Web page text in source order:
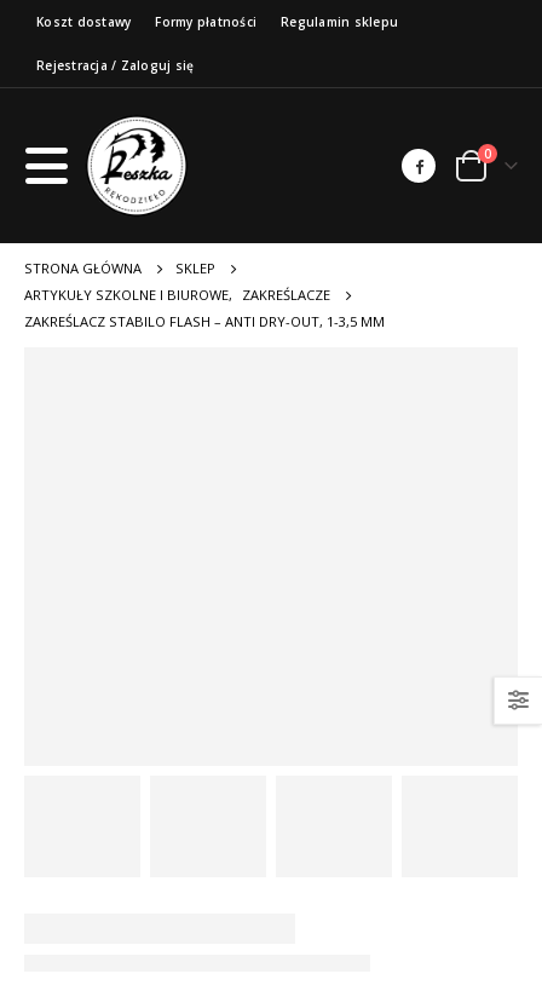
Koszt dostawy Formy płatności Regulamin sklepu
Rejestracja / Zaloguj się
0
STRONA GŁÓWNA
SKLEP
ARTYKUŁY SZKOLNE I BIUROWE,
ZAKREŚLACZE
ZAKREŚLACZ STABILO FLASH – ANTI DRY-OUT, 1-3,5 MM